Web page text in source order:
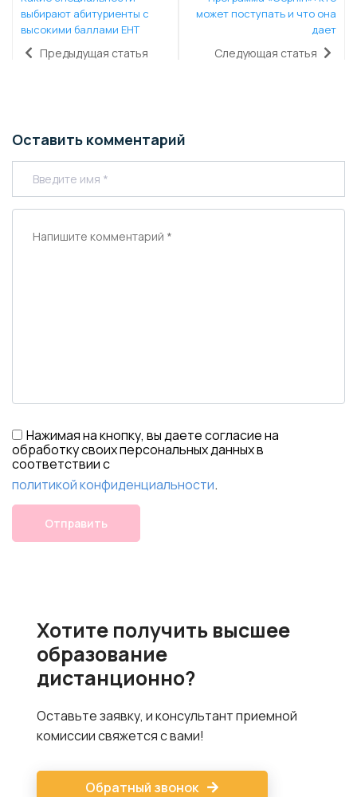
выбирают абитуриенты с
высокими баллами ЕНТ
Предыдущая статья
может поступать и что она
дает
Следующая статья
Оставить комментарий
Нажимая на кнопку, вы даете согласие на
обработку своих персональных данных в
соответствии с
политикой конфиденциальности.
Отправить
Хотите получить высшее
образование
дистанционно?
Оставьте заявку, и консультант приемной
комиссии свяжется с вами!
Обратный звонок